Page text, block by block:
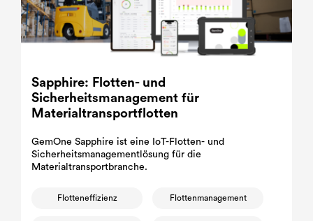
Sapphire: Flotten- und
Sicherheitsmanagement für
Materialtransportflotten
GemOne Sapphire ist eine IoT-Flotten- und
Sicherheitsmanagementlösung für die
Materialtransportbranche.
Flotteneffizienz Flottenmanagement